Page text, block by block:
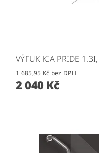
VÝFUK KIA PRIDE
1 685,95 Kč bez DPH
2 040 Kč